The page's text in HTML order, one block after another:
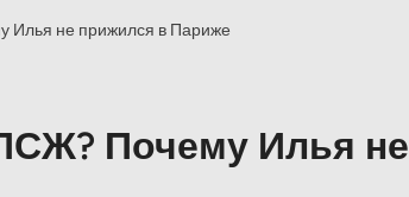
Илья не прижился в Париже
Почему Илья не